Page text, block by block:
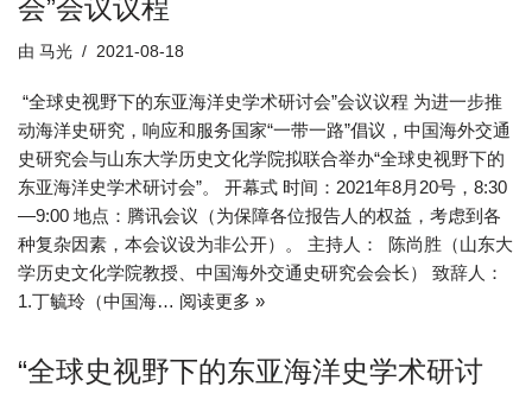
会”会议议程
由 马光 2021-08-18
“全球史视野下的东亚海洋史学术研讨会”会议议程 为进一步推
动海洋史研究，响应和服务国家“一带一路”倡议，中国海外交通
史研究会与山东大学历史文化学院拟联合举办“全球史视野下的
东亚海洋史学术研讨会”。 开幕式 时间：2021年8月20号，8:30
—9:00 地点：腾讯会议（为保障各位报告人的权益，考虑到各
种复杂因素，本会议设为非公开）。 主持人： 陈尚胜（山东大
学历史文化学院教授、中国海外交通史研究会会长） 致辞人：
1.丁毓玲（中国海… 阅读更多 »
“全球史视野下的东亚海洋史学术研讨